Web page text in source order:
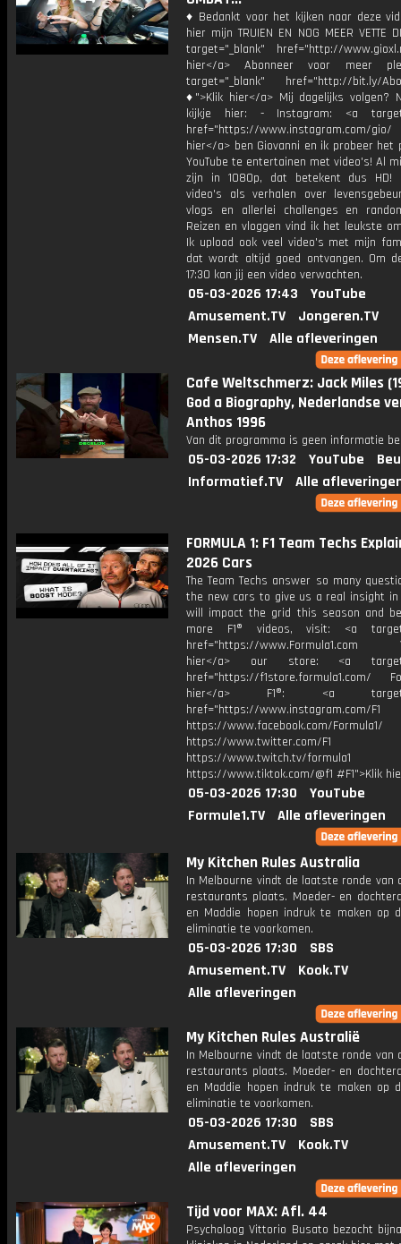
♦ Bedankt voor het kijken naar deze
hier mijn TRUIEN EN NOG MEER VETTE
target="_blank" href="http://
hier</a> Abonneer voor meer
target="_blank" href="http://bit.ly/
♦">Klik hier</a> Mij dagelijks volgen?
kijkje hier: - Instagram: <a
href="https://www.instagram.com/
hier</a> ben Giovanni en ik probeer het
YouTube te entertainen met video's! Al
zijn in 1080p, dat betekent dus HD!
video's als verhalen over
vlogs en allerlei challenges en
Reizen en vloggen vind ik het leukste
Ik upload ook veel video's met mijn
dat wordt altijd goed ontvangen. Om
17:30 kan jij een video verwachten.
05-03-2026 17:43
YouTube
Amusement.TV
Jongeren.TV
Mensen.TV
Alle afleveringen
Cafe Weltschmerz: Jack Miles
God a Biography, Nederlandse
Anthos 1996
Van dit programma is geen informatie
05-03-2026 17:32 YouTube
Informatief.TV
Alle
FORMULA 1: F1 Team Techs
2026 Cars
The Team Techs answer so many
the new cars to give us a real insight
will impact the grid this season and
more F1® videos, visit: <a
href="https://www.Formula1.com
hier</a> our store: <a
href="https://f1store.formula1.com/
hier</a> F1®: <a
href="https://www.instagram.com/F1
https://www.facebook.com/Formula1/
https://www.twitter.com/F1
https://www.twitch.tv/formula1
https://www.tiktok.com/@f1 #F1">Klik
05-03-2026 17:30
YouTube
Formule1.TV
Alle afleveringen
My Kitchen Rules Australia
In Melbourne vindt de laatste ronde van
restaurants plaats. Moeder- en
en Maddie hopen indruk te maken op
eliminatie te voorkomen.
05-03-2026 17:30
SBS
Amusement.TV
Kook.TV
Alle afleveringen
My Kitchen Rules Australië
In Melbourne vindt de laatste ronde van
restaurants plaats. Moeder- en
en Maddie hopen indruk te maken op
eliminatie te voorkomen.
05-03-2026 17:30
SBS
Amusement.TV
Kook.TV
Alle afleveringen
Tijd voor MAX: Afl. 44
Psycholoog Vittorio Busato bezocht